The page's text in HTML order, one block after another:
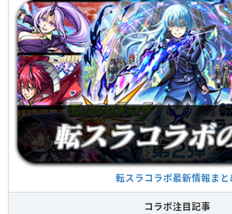
転スラコラボ最新情報まと
コラボ注目記事